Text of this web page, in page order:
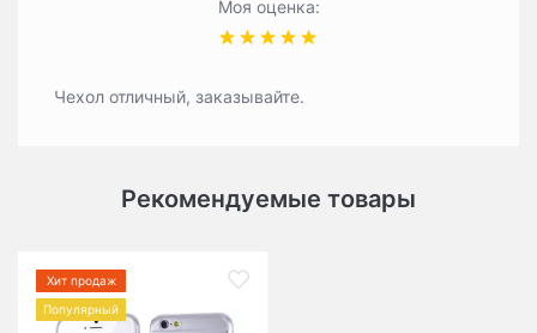
Моя оценка:
Чехол отличный, заказывайте.
Рекомендуемые товары
Хит продаж
Популярный